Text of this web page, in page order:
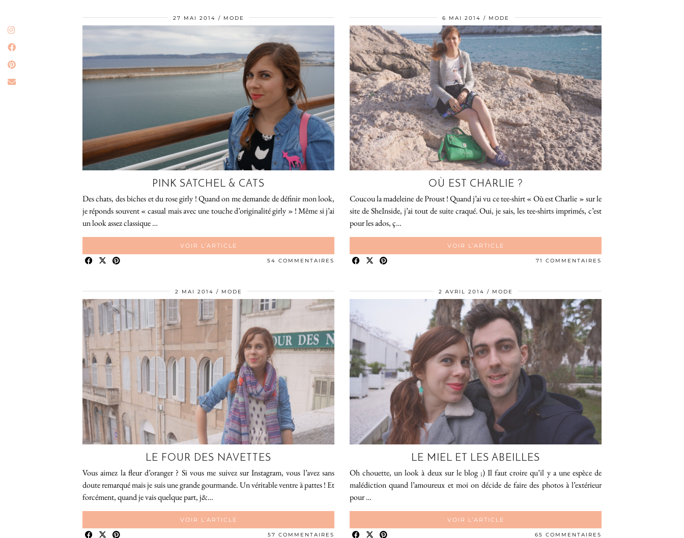
27 MAI 2014 MODE
PINK SATCHEL & CATS
Des chats, des biches et du rose girly ! Quand on me demande de définir mon look,
je réponds souvent « casual mais avec une touche d’originalité girly » ! Même si j’ai
un look assez classique …
VOIR L’ARTICLE
54 COMMENTAIRES
6 MAI 2014 MODE
OÙ EST CHARLIE ?
Coucou la madeleine de Proust ! Quand j’ai vu ce tee-shirt « Où est Charlie » sur le
site de SheInside, j’ai tout de suite craqué. Oui, je sais, les tee-shirts imprimés, c’est
pour les ados, ç…
VOIR L’ARTICLE
71 COMMENTAIRES
2 MAI 2014 MODE
LE FOUR DES NAVETTES
Vous aimez la fleur d’oranger ? Si vous me suivez sur Instagram, vous l’avez sans
doute remarqué mais je suis une grande gourmande. Un véritable ventre à pattes ! Et
forcément, quand je vais quelque part, j&…
VOIR L’ARTICLE
57 COMMENTAIRES
2 AVRIL 2014 MODE
LE MIEL ET LES ABEILLES
Oh chouette, un look à deux sur le blog ;) Il faut croire qu’il y a une espèce de
malédiction quand l’amoureux et moi on décide de faire des photos à l’extérieur
pour …
VOIR L’ARTICLE
65 COMMENTAIRES